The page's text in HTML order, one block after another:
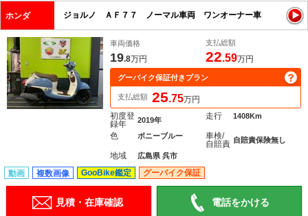
ホンダ ジョルノ ＡＦ７７ ノーマル車両 ワンオーナー車
車両価格
19.8万円
支払総額
22.59万円
グーバイク保証付きプラン
支払総額 25.75万円
初度登
録年
2019年 走行 1408Km
色 ボニーブルー
車検/
自賠責 自賠責保険無し
地域 広島県 呉市
動画 複数画像 GooBike鑑定 グーバイク保証
見積・在庫確認 電話をかける